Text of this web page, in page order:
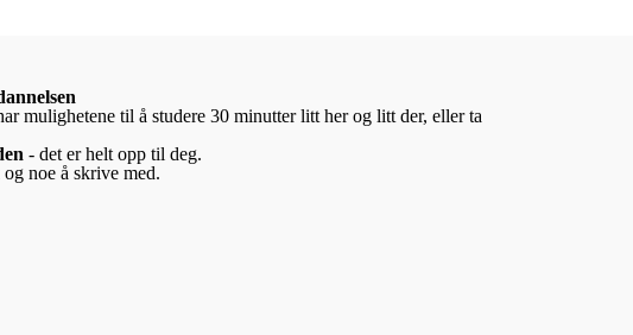
mulighetene til å studere 30 minutter litt her og litt der, eller ta
- det er helt opp til deg.
noe å skrive med.